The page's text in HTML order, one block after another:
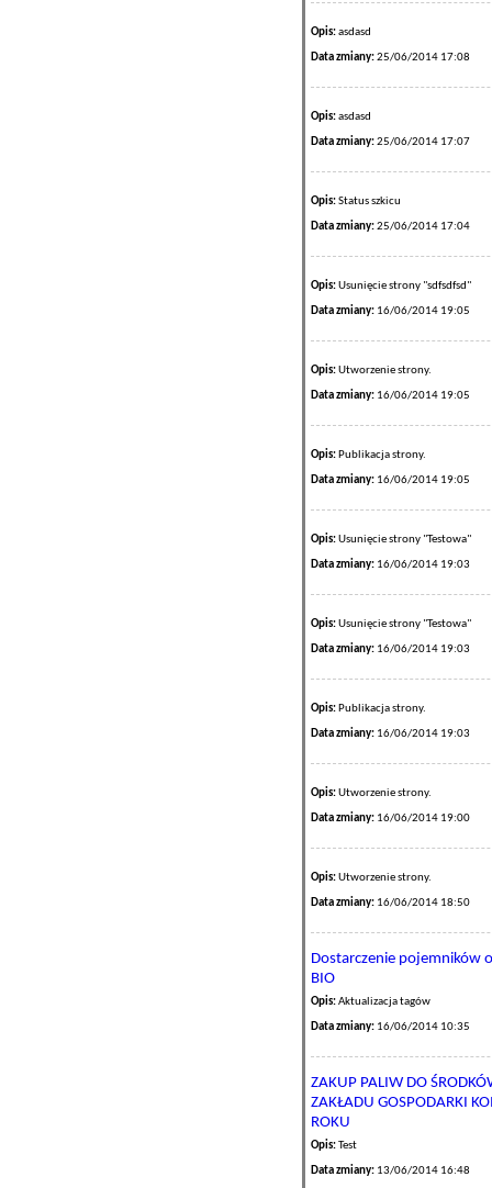
Opis:asdasd
Data zmiany:25/06/2014 17:08
Opis:asdasd
Data zmiany:25/06/2014 17:07
Opis:Status szkicu
Data zmiany:25/06/2014 17:04
Opis:Usunięcie strony "sdfsdfsd"
Data zmiany: 16/06/2014 19:05
Opis:Utworzenie strony.
Data zmiany: 16/06/2014 19:05
Opis: Publikacja strony.
Data zmiany: 16/06/2014 19:05
Opis:Usunięcie strony "Testowa"
Data zmiany: 16/06/2014 19:03
Opis:Usunięcie strony "Testowa"
Data zmiany: 16/06/2014 19:03
Opis: Publikacja strony.
Data zmiany: 16/06/2014 19:03
Opis:Utworzenie strony.
Data zmiany: 16/06/2014 19:00
Opis:Utworzenie strony.
Data zmiany: 16/06/2014 18:50
Dostarczenie pojemników
BIO
Opis:Aktualizacja tagów
Data zmiany: 16/06/2014 10:35
ZAKUP PALIW DO
ZAKŁADU GOSPODARKI
ROKU
Opis:Test
Data zmiany: 13/06/2014 16:48